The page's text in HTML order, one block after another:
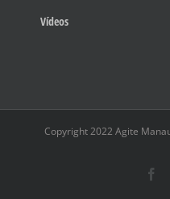
Vídeos
Copyright 2022 Agite